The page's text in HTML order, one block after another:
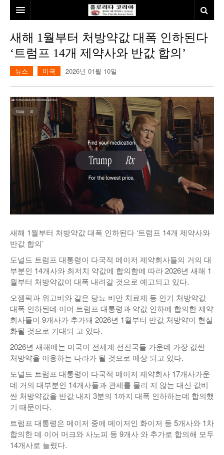
본사소개
뉴스
미국
발행인칼럼
김명열칼럼
이명덕칼럼
김선옥칼럼
김원동칼럼
건강
본보특집
100인선/독자광장
100인선
인근여행지
놀이공원
낚시/비치
골프
새해 1월부터 처방약값 대폭 인하된다
‘트럼프 14개 제약사와 반값 합의’
뉴스 미국 2026년 01월 10일
새해 1월부터 처방약값 대폭 인하된다 ‘트럼프 14개 제약사와
반값 합의’
도널드 트럼프 대통령이 다국적 메이저 제약회사들의 거의 대
부분인 14개사와 최저치 약값에 합의함에 따라 2026년 새해 1
월부터 처방약값이 대폭 내려갈 것으로 예고되고 있다.
오젬픽과 위고비와 같은 당뇨 비만 치료제 등 인기 처방약값
대폭 인하된데 이어 트럼프 대통령과 약값 인하에 합의한 제약
회사들이 9개사가 추가돼 2026년 1월부터 반값 처방약이 현실
화될 것으로 기대되 고 있다.
2026년 새해에는 미국이 전세계 선진국들 가운데 가장 값싼
처방약을 이용하는 나라가 될 것으로 예상 되고 있다.
도널드 트럼프 대통령이 다국적 메이저 제약회사 17개사가운
데 거의 대부분인 14개사들과 관세를 물리 지 않는 대신 값비
싼 처방약값을 반값 내지 3분의 1까지 대폭 인하하는데 합의했
기 때문이다.
트럼프 대통령은 메이저 중에 메이저인 화이저 등 5개사와 1차
합의한 데 이어 머크와 사노피 등 9개사 와 추가로 합의해 모두
14개사로 늘렸다.